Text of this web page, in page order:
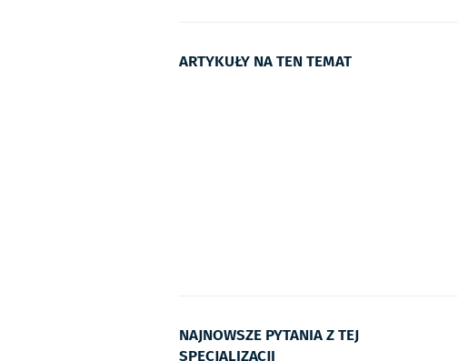
ARTYKUŁY NA TEN TEMAT
NAJNOWSZE PYTANIA Z TEJ
SPECJALIZACJI